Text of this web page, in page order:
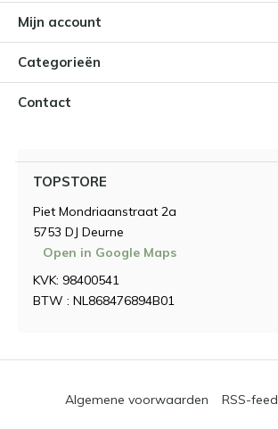
Mijn account
Categorieën
Contact
TOPSTORE
Piet Mondriaanstraat 2a
5753 DJ Deurne
Open in Google Maps
KVK: 98400541
BTW : NL868476894B01
Algemene voorwaarden RSS-feed